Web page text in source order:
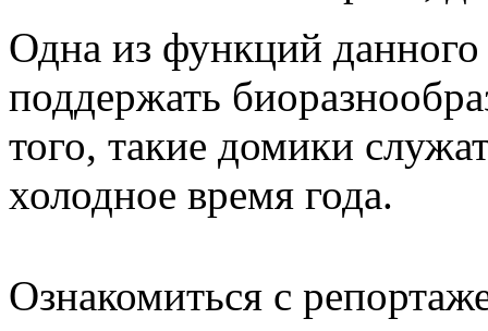
Одна из функций
поддержать
того, такие домики
холодное время года.
Ознакомиться с